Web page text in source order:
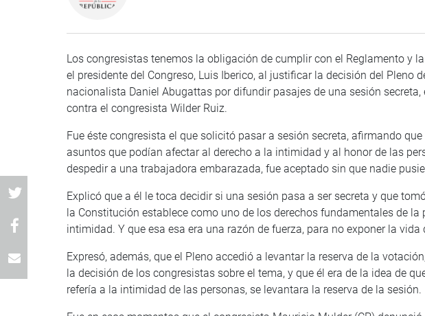
Los congresistas tenemos la obligación de cumplir con el Reglamento y
el presidente del Congreso, Luis Iberico, al justificar la decisión del Pleno
nacionalista Daniel Abugattas por difundir pasajes de una sesión
contra el congresista Wilder Ruiz.
Fue éste congresista el que solicitó pasar a sesión secreta, afirmando
asuntos que podían afectar al derecho a la intimidad y al honor de las
despedir a una trabajadora embarazada, fue aceptado sin que nadie
Explicó que a él le toca decidir si una sesión pasa a ser secreta y que
la Constitución establece como uno de los derechos fundamentales de la
intimidad. Y que esa esa era una razón de fuerza, para no exponer la
Expresó, además, que el Pleno accedió a levantar la reserva de la
la decisión de los congresistas sobre el tema, y que él era de la idea de
refería a la intimidad de las personas, se levantara la reserva de la sesión.